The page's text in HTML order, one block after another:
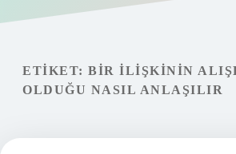
Gizlilik
Yasal Uyarı
ETIKET: BIR ILIŞKININ
OLDUĞU NASIL ANLAŞILIR